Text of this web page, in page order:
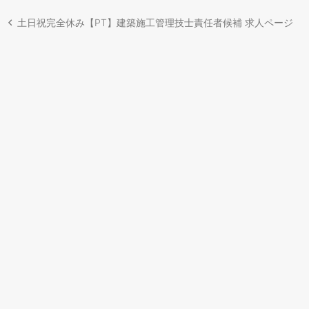
土日祝完全休み【PT】建築施工管理技士責任者候補 求人ページ